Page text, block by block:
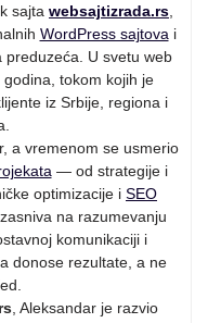
sajta websajtizrada.rs
WordPress sajtova i
U svetu web
tokom kojih je
iz Srbije, regiona i
a vremenom se usmerio
— od strategije i
optimizacije i SEO
na razumevanju
komunikaciji i
donose rezultate, a ne
, Aleksandar je razvio